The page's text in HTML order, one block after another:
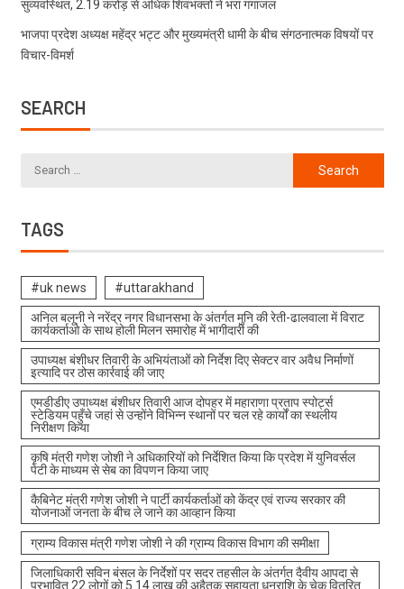
सुव्यवस्थित, 2.19 करोड़ से अधिक शिवभक्तों ने भरा गंगाजल
भाजपा प्रदेश अध्यक्ष महेंद्र भट्ट और मुख्यमंत्री धामी के बीच संगठनात्मक विषयों पर
विचार-विमर्श
SEARCH
TAGS
#uk news #uttarakhand
अनिल बलूनी ने नरेंद्र नगर विधानसभा के अंतर्गत मुनि की रेती-ढालवाला में विराट
कार्यकर्ताओ के साथ होली मिलन समारोह में भागीदारी की
उपाध्यक्ष बंशीधर तिवारी के अभियंताओं को निर्देश दिए सेक्टर वार अवैध निर्माणों
इत्यादि पर ठोस कार्रवाई की जाए
एमडीडीए उपाध्यक्ष बंशीधर तिवारी आज दोपहर में महाराणा प्रताप स्पोर्ट्स
स्टेडियम पहुँचे जहां से उन्होंने विभिन्न स्थानों पर चल रहे कार्यों का स्थलीय
निरीक्षण किया
कृषि मंत्री गणेश जोशी ने अधिकारियों को निर्देशित किया कि प्रदेश में युनिवर्सल
पेटी के माध्यम से सेब का विपणन किया जाए
कैबिनेट मंत्री गणेश जोशी ने पार्टी कार्यकर्ताओं को केंद्र एवं राज्य सरकार की
योजनाओं जनता के बीच ले जाने का आव्हान किया
ग्राम्य विकास मंत्री गणेश जोशी ने की ग्राम्य विकास विभाग की समीक्षा
जिलाधिकारी सविन बंसल के निर्देशों पर सदर तहसील के अंतर्गत दैवीय आपदा से
प्रभावित 22 लोगों को 5.14 लाख की अहैतुक सहायता धनराशि के चेक वितरित